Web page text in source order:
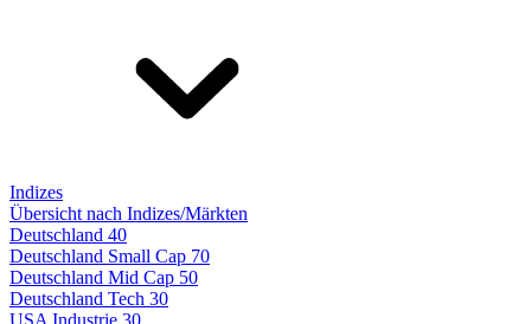
Indizes
Übersicht nach Indizes/Märkten
Deutschland 40
Deutschland Small Cap 70
Deutschland Mid Cap 50
Deutschland Tech 30
USA Industrie 30